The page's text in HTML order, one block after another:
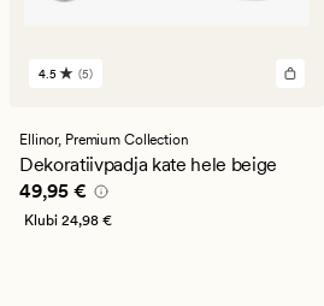
5
hinnanguga
4.5
4.5 (5)
Ellinor, Premium Collection
Dekoratiivpadja kate hele beige
Pris_ee 49,95 €
49,95 €
Klubi 24,98 €